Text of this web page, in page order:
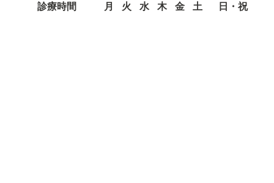
診療時間 月 火 水 木 金 土 日・祝